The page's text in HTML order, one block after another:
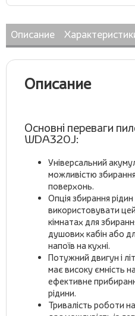
Описание
Описание
Основні переваги
WDA320J:
Універсальний
можливістю
поверхонь.
Опція збирання
використовувати
кімнатах для
душових кабін або
напоїв на кухні.
Потужний двигун і
має високу ємність
ефективне
рідини.
Тривалість роботи